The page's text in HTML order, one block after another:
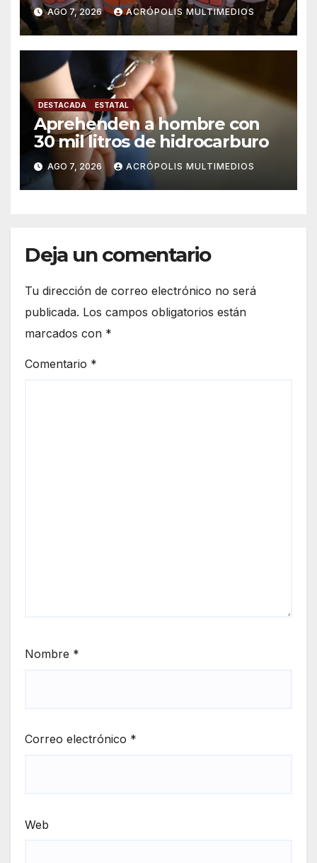
AGO 7, 2026 ACRÓPOLIS MULTIMEDIOS
DESTACADA ESTATAL
Aprehenden a hombre con
30 mil litros de hidrocarburo
AGO 7, 2026 ACRÓPOLIS MULTIMEDIOS
Deja un comentario
Tu dirección de correo electrónico no será
publicada. Los campos obligatorios están
marcados con *
Comentario *
Nombre *
Correo electrónico *
Web